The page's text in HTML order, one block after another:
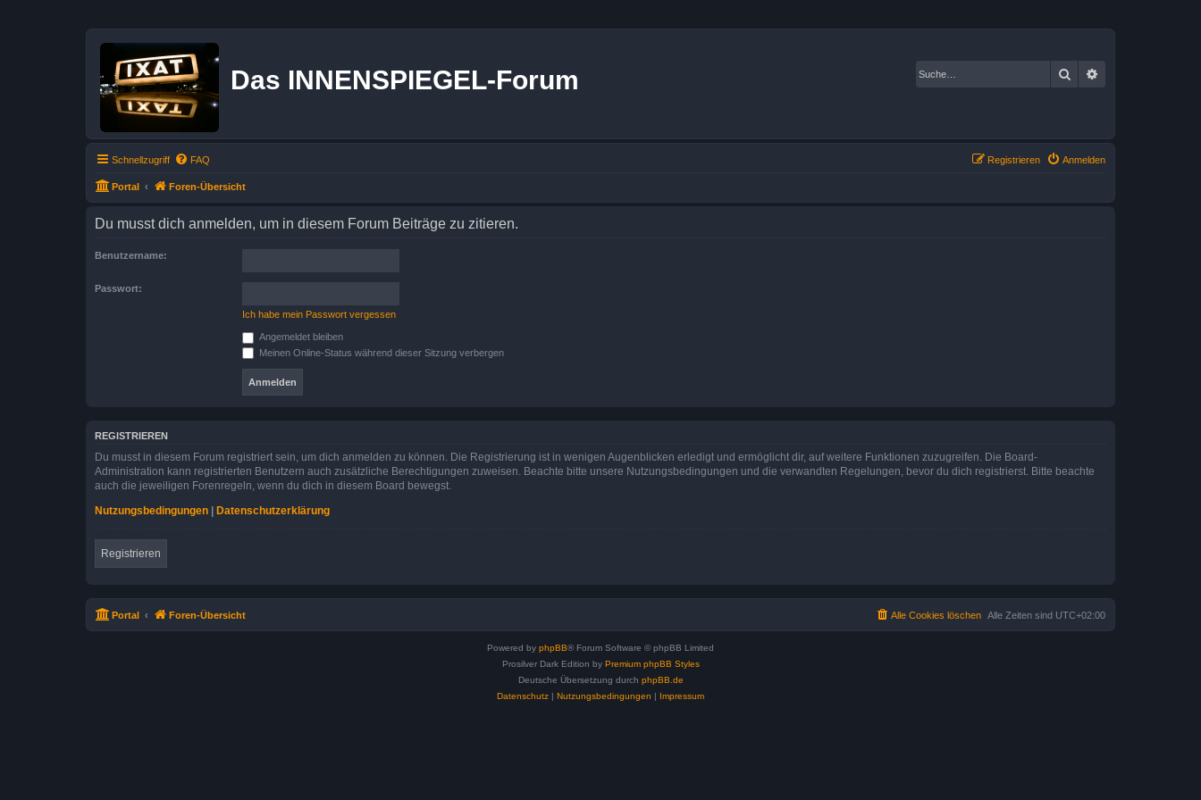
Das INNENSPIEGEL-Forum Suche
Schnellzugriff FAQ Anmelden
Registrieren
Portal Foren-Übersicht
Du musst dich anmelden, um in diesem Forum Beiträge zu zitieren.
Benutzername:
Passwort:
Ich habe mein Passwort vergessen
Angemeldet bleiben
Meinen Online-Status während dieser Sitzung verbergen
REGISTRIEREN
Du musst in diesem Forum registriert sein, um dich anmelden zu können. Die Registrierung ist in wenigen Augenblicken erledigt und ermöglicht dir, auf weitere Funktionen zuzugreifen. Die Board-
Administration kann registrierten Benutzern auch zusätzliche Berechtigungen zuweisen. Beachte bitte unsere Nutzungsbedingungen und die verwandten Regelungen, bevor du dich registrierst. Bitte beachte
auch die jeweiligen Forenregeln, wenn du dich in diesem Board bewegst.
Nutzungsbedingungen | Datenschutzerklärung
Registrieren
Portal Foren-Übersicht Alle Zeiten sind UTC+02:00
Alle Cookies löschen
Powered by phpBB® Forum Software © phpBB Limited
Prosilver Dark Edition by Premium phpBB Styles
Deutsche Übersetzung durch phpBB.de
Datenschutz | Nutzungsbedingungen | Impressum